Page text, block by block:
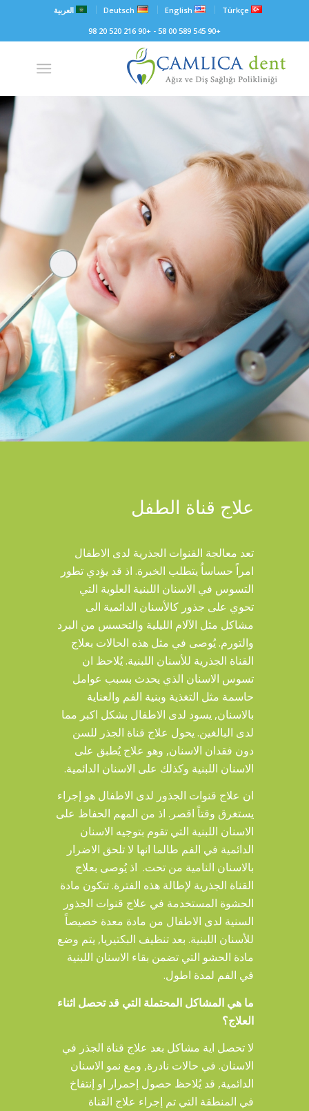
Türkçe
English
Deutsch
العربية
+90 545 589 00 58 - +90 216 520 20 98
علاج قناة الطفل
تعد معالجة القنوات الجذرية لدى الاطفال
امراً حساساُ يتطلب الخبرة. اذ قد يؤدي تطور
التسوس في الاسنان اللبنية العلوية التي
تحوي على جذور كالأسنان الدائمية الى
مشاكل مثل الآلام الليلية والتحسس من البرد
والتورم. يُوصى في مثل هذه الحالات بعلاج
القناة الجذرية للأسنان اللبنية. يُلاحظ ان
تسوس الاسنان الذي يحدث بسبب عوامل
حاسمة مثل التغذية وبنية الفم والعناية
بالاسنان, يسود لدى الاطفال بشكل اكبر مما
لدى البالغين. يحول علاج قناة الجذر للسن
دون فقدان الاسنان, وهو علاج يُطبق على
الاسنان اللبنية وكذلك على الاسنان الدائمية.
ان علاج قنوات الجذور لدى الاطفال هو إجراء
يستغرق وقتاً اقصر. اذ من المهم الحفاظ على
الاسنان اللبنية التي تقوم بتوجيه الاسنان
الدائمية في الفم طالما انها لا تلحق الاضرار
بالاسنان النامية من تحت. اذ يُوصى بعلاج
القناة الجذرية لإطالة هذه الفترة. تتكون مادة
الحشوة المستخدمة في علاج قنوات الجذور
السنية لدى الاطفال من مادة معدة خصيصاً
للأسنان اللبنية. بعد تنظيف البكتيريا, يتم وضع
مادة الحشو التي تضمن بقاء الاسنان اللبنية
في الفم لمدة اطول.
ما هي المشاكل المحتملة التي قد تحصل اثناء
العلاج؟
لا تحصل اية مشاكل بعد علاج قناة الجذر في
الاسنان. في حالات نادرة, ومع نمو الاسنان
الدائمية, قد يُلاحظ حصول إحمرار او إنتفاخ
في المنطقة التي تم إجراء علاج القناة